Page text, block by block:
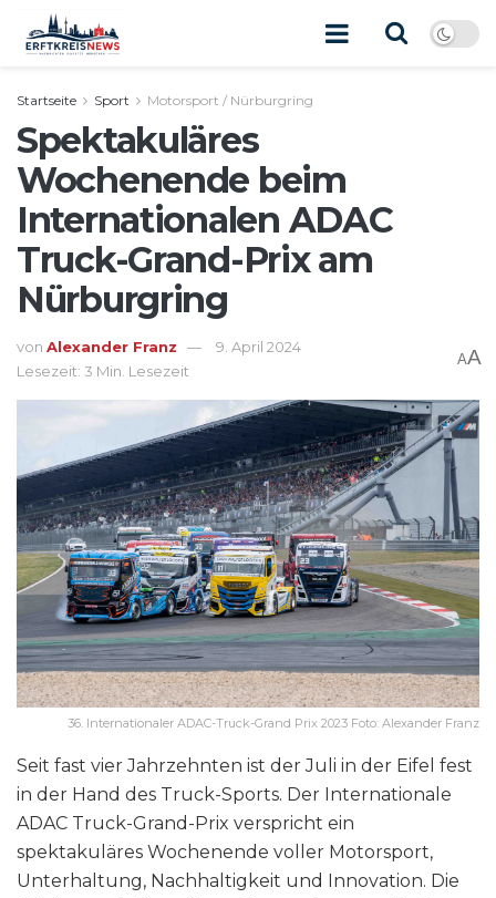
Startseite Sport Motorsport / Nürburgring
Spektakuläres
Wochenende beim
Internationalen ADAC
Truck-Grand-Prix am
Nürburgring
von Alexander Franz
9. April 2024
Lesezeit: 3 Min. Lesezeit
AA
36. Internationaler ADAC-Truck-Grand Prix 2023 Foto: Alexander Franz
Seit fast vier Jahrzehnten ist der Juli in der Eifel fest
in der Hand des Truck-Sports. Der Internationale
ADAC Truck-Grand-Prix verspricht ein
spektakuläres Wochenende voller Motorsport,
Unterhaltung, Nachhaltigkeit und Innovation. Die